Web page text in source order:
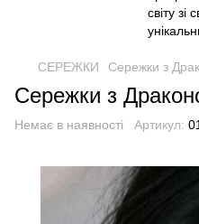
СЕРЕЖКИ Сережки з
Сережки з
Немає в наявності Артикул: